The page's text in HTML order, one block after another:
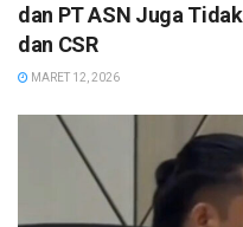
dan PT ASN Juga
dan CSR
MARET 12, 2026